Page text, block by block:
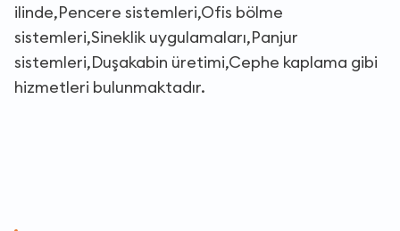
ilinde,Pencere sistemleri,Ofis bölme
sistemleri,Sineklik uygulamaları,Panjur
sistemleri,Duşakabin üretimi,Cephe kaplama gibi
hizmetleri bulunmaktadır.